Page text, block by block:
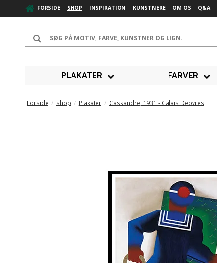
FORSIDE SHOP INSPIRATION KUNSTNERE OM OS Q&A
PLAKATER FARVER
Forside / shop / Plakater / Cassandre, 1931 - Calais Deovres